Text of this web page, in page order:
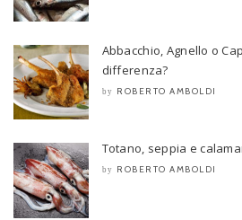
Abbacchio, Agnello o
differenza?
by ROBERTO AMBOLDI
Totano, seppia e
by ROBERTO AMBOLDI